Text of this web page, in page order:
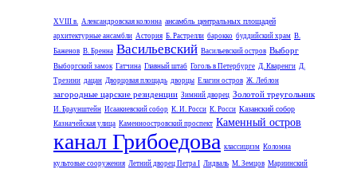
XVIII в. Александровская колонна ансамбль центральных площадей
архитектурные ансамбли Астория Б. Растрелли барокко буддийский храм В.
Баженов В. Бренна Васильевский Васильевский остров Выборг
Выборгский замок Гатчина Главный штаб Гоголь в Петербурге Д. Кваренги Д.
Трезини дацан Дворцовая площадь дворцы Елагин остров Ж. Леблон
загородные царские резиденции Зимний дворец Золотой треугольник
И. Браунштейн Исаакиевский собор К. И. Росси К. Росси Казанский собор
Казначейская улица Каменноостровский проспект Каменный остров
канал Грибоедова классицизм Коломна
культовые сооружения Летний дворец Петра I Лидваль М. Земцов Мариинский